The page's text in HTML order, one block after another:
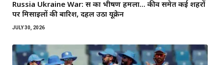
Russia Ukraine War: रूस का भीषण हमला… कीव समेत कई शहरों
पर मिसाइलों की बारिश, दहल उठा यूक्रेन
JULY 30, 2026